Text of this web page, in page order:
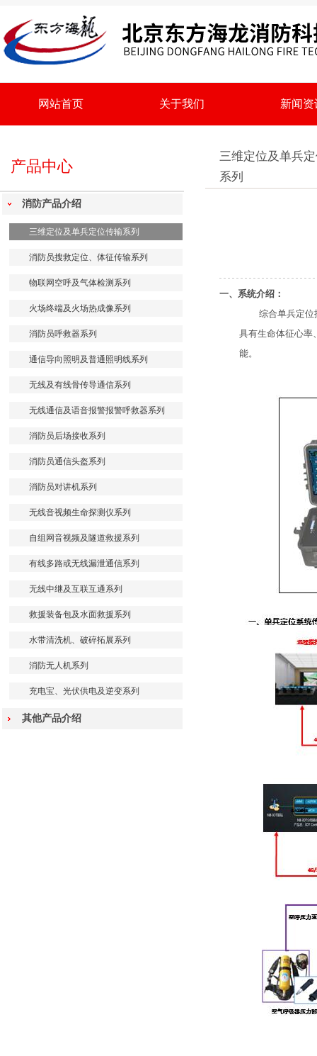
网站首页 关于我们 新闻资
产品中心
消防产品介绍
三维定位及单兵定位传输系列
消防员搜救定位、体征传输系列
物联网空呼及气体检测系列
火场终端及火场热成像系列
消防员呼救器系列
通信导向照明及普通照明线系列
无线及有线骨传导通信系列
无线通信及语音报警报警呼救器系列
消防员后场接收系列
消防员通信头盔系列
消防员对讲机系列
无线音视频生命探测仪系列
自组网音视频及隧道救援系列
有线多路或无线漏泄通信系列
无线中继及互联互通系列
救援装备包及水面救援系列
水带清洗机、破碎拓展系列
消防无人机系列
充电宝、光伏供电及逆变系列
其他产品介绍
三维定位及单兵
系列
一、系统介绍：
综合单兵定
具有生命体征心率
能。